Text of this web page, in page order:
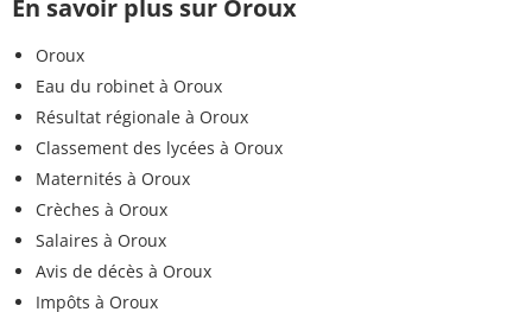
En savoir plus sur Oroux
Oroux
Eau du robinet à Oroux
Résultat régionale à Oroux
Classement des lycées à Oroux
Maternités à Oroux
Crèches à Oroux
Salaires à Oroux
Avis de décès à Oroux
Impôts à Oroux